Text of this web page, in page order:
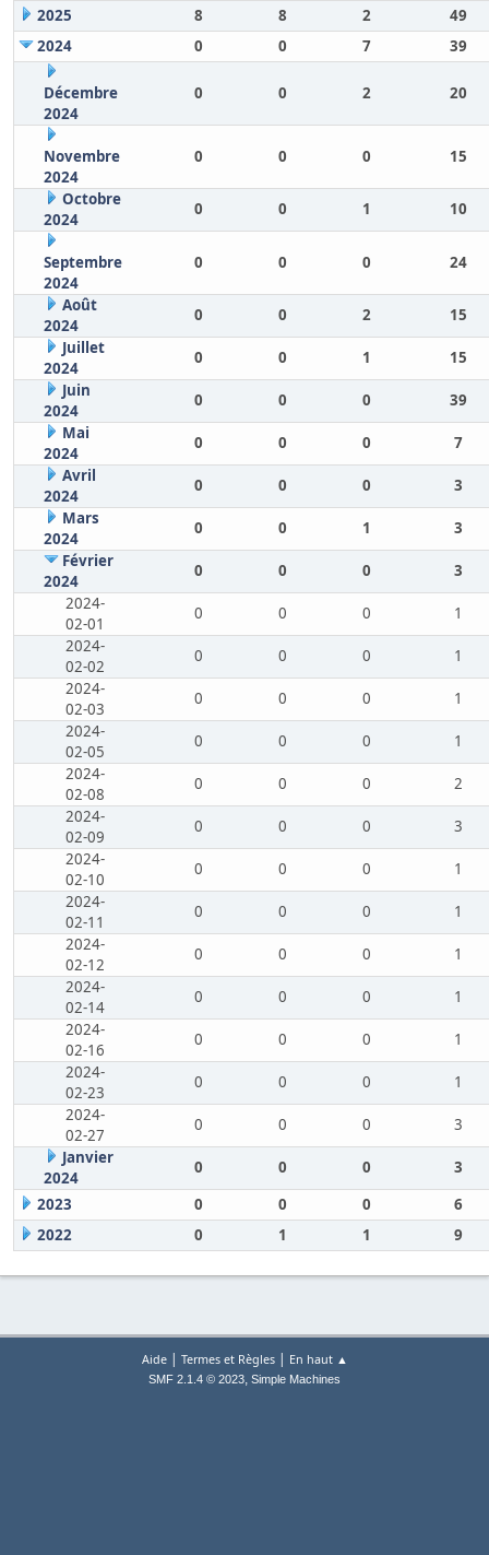
2025
8 8 2
49
2024
0 0 7 39
Décembre
2024
0 0 2 20
Novembre
2024
0 0 0 15
Octobre
2024
0 0 1 10
Septembre
2024
0 0 0 24
Août
2024
0 0 2
15
Juillet
2024
0 0 1
15
Juin
2024
0 0 0
39
Mai
2024
0 0 0
7
Avril
2024
0 0 0
3
Mars
2024
0 0 1
3
Février
2024
0 0 0
3
2024-
02-01
0 0 0
1
2024-
02-02
0 0 0
1
2024-
02-03
0 0 0
1
2024-
02-05
0 0 0
1
2024-
02-08
0 0 0
2
2024-
02-09
0 0 0
3
2024-
02-10
0 0 0
1
2024-
02-11
0 0 0
1
2024-
02-12
0 0 0
1
2024-
02-14
0 0 0
1
2024-
02-16
0 0 0
1
2024-
02-23
0 0 0
1
2024-
02-27
0 0 0
3
Janvier
2024
0 0 0
3
2023
0 0 0
6
2022
0 1 1 9
Aide| Termes et Règles| En haut ▲
SMF 2.1.4 © 2023, Simple Machines